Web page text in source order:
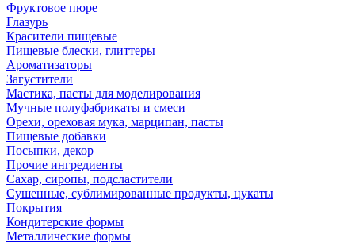
Фруктовое пюре
Глазурь
Красители пищевые
Пищевые блески, глиттеры
Ароматизаторы
Загустители
Мастика, пасты для моделирования
Мучные полуфабрикаты и смеси
Орехи, ореховая мука, марципан, пасты
Пищевые добавки
Посыпки, декор
Прочие ингредиенты
Сахар, сиропы, подсластители
Сушенные, сублимированные продукты, цукаты
Покрытия
Кондитерские формы
Металлические формы